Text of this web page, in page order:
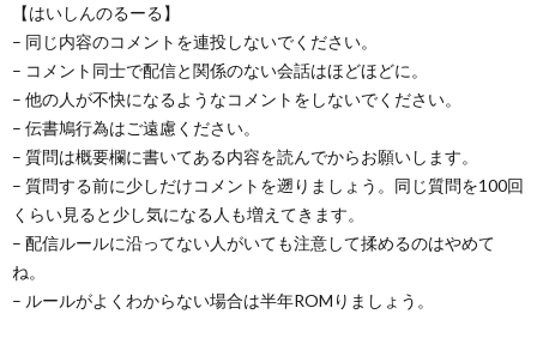
【はいしんのるーる】
– 同じ内容のコメントを連投しないでください。
– コメント同士で配信と関係のない会話はほどほどに。
– 他の人が不快になるようなコメントをしないでください。
– 伝書鳩行為はご遠慮ください。
– 質問は概要欄に書いてある内容を読んでからお願いします。
– 質問する前に少しだけコメントを遡りましょう。同じ質問を100回
くらい見ると少し気になる人も増えてきます。
– 配信ルールに沿ってない人がいても注意して揉めるのはやめて
ね。
– ルールがよくわからない場合は半年ROMりましょう。